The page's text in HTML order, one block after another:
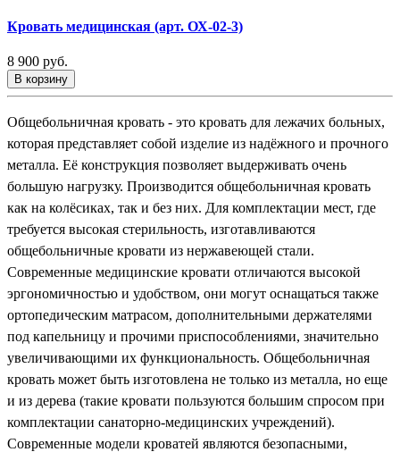
Кровать медицинская (арт. ОХ-02-3)
8 900 руб.
В корзину
Общебольничная кровать - это кровать для лежачих больных,
которая представляет собой изделие из надёжного и прочного
металла. Её конструкция позволяет выдерживать очень
большую нагрузку. Производится общебольничная кровать
как на колёсиках, так и без них. Для комплектации мест, где
требуется высокая стерильность, изготавливаются
общебольничные кровати из нержавеющей стали.
Современные медицинские кровати отличаются высокой
эргономичностью и удобством, они могут оснащаться также
ортопедическим матрасом, дополнительными держателями
под капельницу и прочими приспособлениями, значительно
увеличивающими их функциональность. Общебольничная
кровать может быть изготовлена не только из металла, но еще
и из дерева (такие кровати пользуются большим спросом при
комплектации санаторно-медицинских учреждений).
Современные модели кроватей являются безопасными,